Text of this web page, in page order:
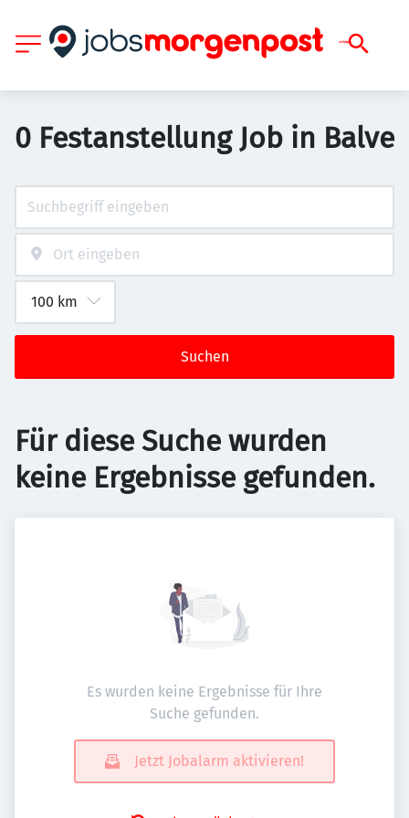
0 Festanstellung Job in Balve
Suchen
Für diese Suche wurden
keine Ergebnisse gefunden.
Es wurden keine Ergebnisse für Ihre
Suche gefunden.
Jetzt Jobalarm aktivieren!